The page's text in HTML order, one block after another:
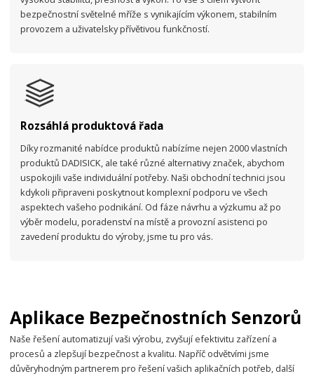
bezpečnostní světelné mříže s vynikajícím výkonem, stabilním
provozem a uživatelsky přívětivou funkčností.
Rozsáhlá produktová řada
Díky rozmanité nabídce produktů nabízíme nejen 2000 vlastních
produktů DADISICK, ale také různé alternativy značek, abychom
uspokojili vaše individuální potřeby. Naši obchodní technici jsou
kdykoli připraveni poskytnout komplexní podporu ve všech
aspektech vašeho podnikání. Od fáze návrhu a výzkumu až po
výběr modelu, poradenství na místě a provozní asistenci po
zavedení produktu do výroby, jsme tu pro vás.
Aplikace Bezpečnostních Senzorů
Naše řešení automatizují vaši výrobu, zvyšují efektivitu zařízení a
procesů a zlepšují bezpečnost a kvalitu. Napříč odvětvími jsme
důvěryhodným partnerem pro řešení vašich aplikačních potřeb, další